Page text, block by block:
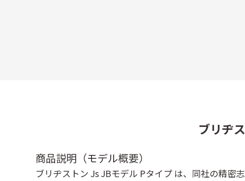
ブリヂ
商品説明（モデル概要）
ブリヂストンJs JBモデル Pタイプ は、同社の精密